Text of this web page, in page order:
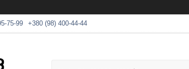
75-99 +380 (98) 400-44-44